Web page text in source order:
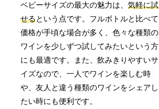
ベビーサイズの最大の魅力は、気軽に試
せるという点です。フルボトルと比べて
価格が手頃な場合が多く、色々な種類の
ワインを少しずつ試してみたいという方
にも最適です。また、飲みきりやすいサ
イズなので、一人でワインを楽しむ時
や、友人と違う種類のワインをシェアし
たい時にも便利です。